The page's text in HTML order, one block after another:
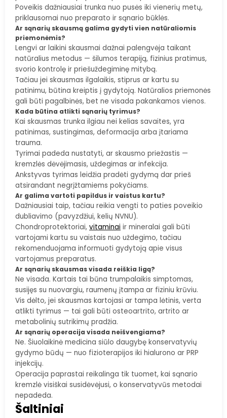
Poveikis dažniausiai trunka nuo pusės iki vienerių metų,
priklausomai nuo preparato ir sąnario būklės.
Ar sąnarių skausmą galima gydyti vien natūraliomis
priemonėmis?
Lengvi ar laikini skausmai dažnai palengvėja taikant
natūralius metodus — šilumos terapiją, fizinius pratimus,
svorio kontrolę ir priešuždegiminę mitybą.
Tačiau jei skausmas ilgalaikis, stiprus ar kartu su
patinimu, būtina kreiptis į gydytoją. Natūralios priemonės
gali būti pagalbinės, bet ne visada pakankamos vienos.
Kada būtina atlikti sąnarių tyrimus?
Kai skausmas trunka ilgiau nei kelias savaites, yra
patinimas, sustingimas, deformacija arba įtariama
trauma.
Tyrimai padeda nustatyti, ar skausmo priežastis —
kremzlės dėvėjimasis, uždegimas ar infekcija.
Ankstyvas tyrimas leidžia pradėti gydymą dar prieš
atsirandant negrįžtamiems pokyčiams.
Ar galima vartoti papildus ir vaistus kartu?
Dažniausiai taip, tačiau reikia vengti to paties poveikio
dubliavimo (pavyzdžiui, kelių NVNU).
Chondroprotektoriai, vitaminai ir mineralai gali būti
vartojami kartu su vaistais nuo uždegimo, tačiau
rekomenduojama informuoti gydytoją apie visus
vartojamus preparatus.
Ar sąnarių skausmas visada reiškia ligą?
Ne visada. Kartais tai būna trumpalaikis simptomas,
susijęs su nuovargiu, raumenų įtampa ar fiziniu krūviu.
Vis dėlto, jei skausmas kartojasi ar tampa lėtinis, verta
atlikti tyrimus — tai gali būti osteoartrito, artrito ar
metabolinių sutrikimų pradžia.
Ar sąnarių operacija visada neišvengiama?
Ne. Šiuolaikinė medicina siūlo daugybę konservatyvių
gydymo būdų — nuo fizioterapijos iki hialurono ar PRP
injekcijų.
Operacija paprastai reikalinga tik tuomet, kai sąnario
kremzlė visiškai susidėvėjusi, o konservatyvūs metodai
nepadeda.
Šaltiniai